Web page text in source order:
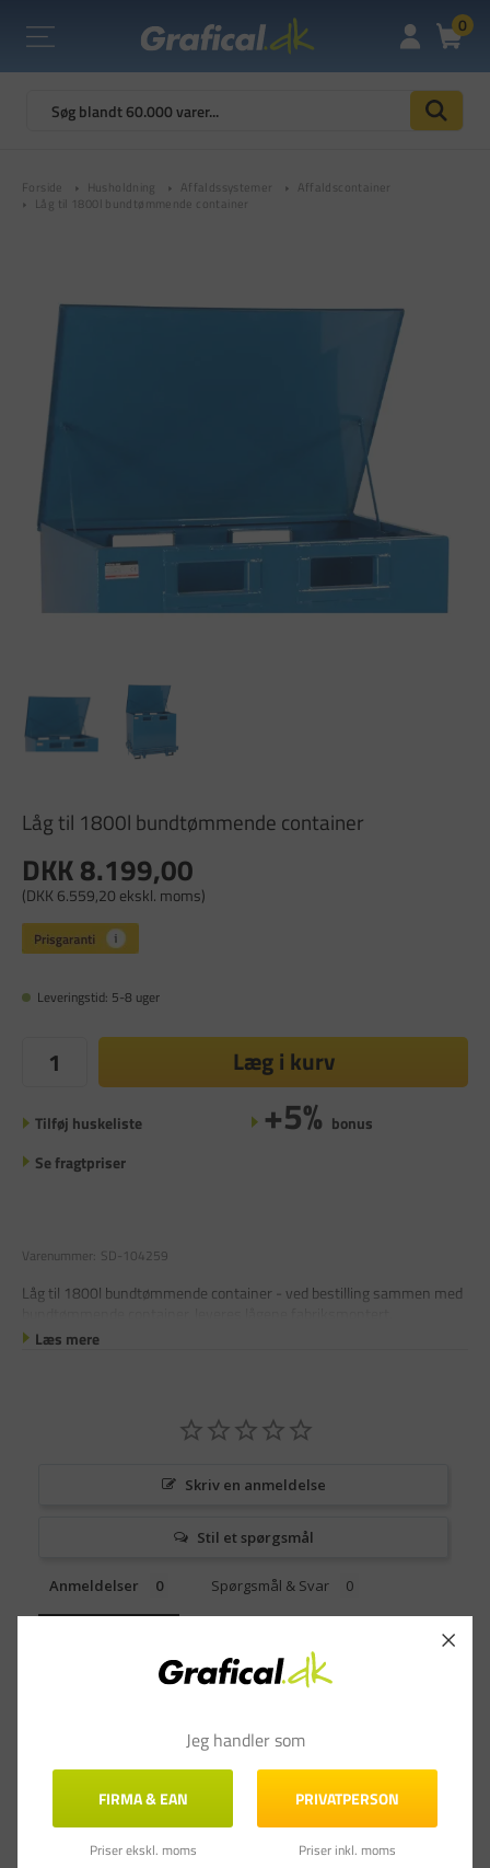
0
Forside Husholdning Affaldssystemer
Affaldscontainer
Låg til 1800l bundtømmende container
Låg til 1800l bundtømmende container
DKK 8.199,00
(DKK 6.559,20 ekskl. moms)
Leveringstid: 5-8 uger
Læg i kurv
Tilføj huskeliste +5% bonus
Se fragtpriser
Varenummer: SD-104259
Låg til 1800l bundtømmende container - ved bestilling sammen med
Læs mere
Skriv en anmeldelse
Stil et spørgsmål
Anmeldelser Spørgsmål & Svar
Jeg handler som
FIRMA & EAN
Priser ekskl. moms
PRIVATPERSON
Priser inkl. moms